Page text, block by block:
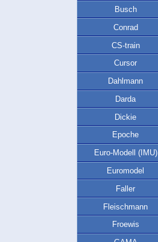
Busch
Conrad
CS-train
Cursor
Dahlmann
Darda
Dickie
Epoche
Euro-Modell (IMU)
Euromodel
Faller
Fleischmann
Froewis